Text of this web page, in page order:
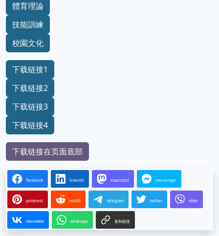
體育理論
技能訓練
校園文化
下载链接1
下载链接2
下载链接3
下载链接4
下载链接在页面底部
facebook linkedin mastodon messenger
pinterest reddit telegram twitter viber
vkontakte whatsapp 复制链接